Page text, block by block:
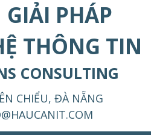
PHÁP
THÔNG TIN
CONSULTING
CHIỂU, ĐÀ NẴNG